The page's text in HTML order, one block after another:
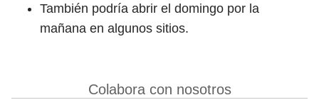
También podría abrir el domingo por la
mañana en algunos sitios.
Colabora con nosotros